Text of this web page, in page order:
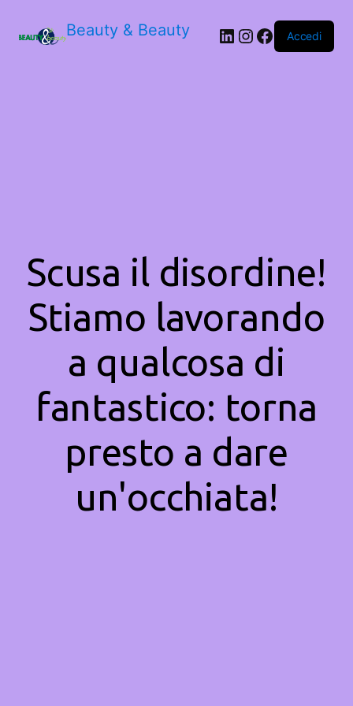
Beauty & Beauty LinkedIn
Instagram
Facebook
Accedi
Scusa il disordine!
Stiamo lavorando
a qualcosa di
fantastico: torna
presto a dare
un'occhiata!